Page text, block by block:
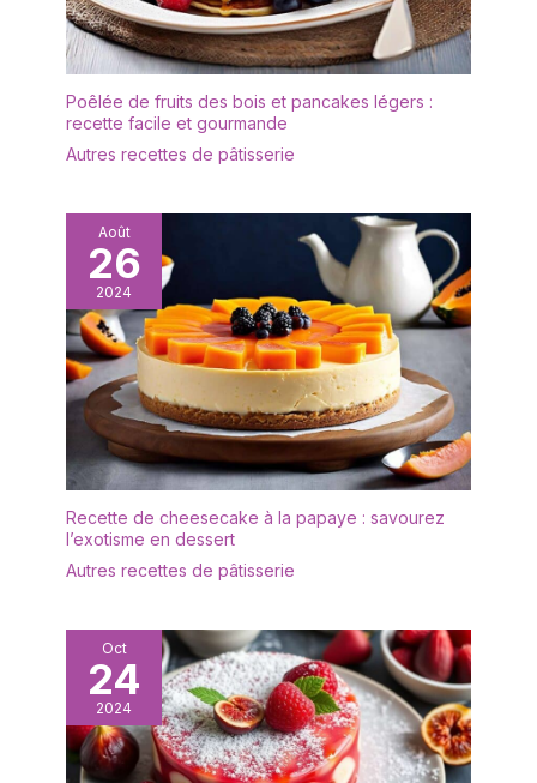
des chaussettes, des
ustensiles de cuisine et
bien d’autres objets. Sa
large ouverture permet
de voir et de prendre
facilement ce que vous
【Largement utilisé】Ces
paniersrotin peuvent être
utilisés comme panier de
rangement pour papier
toilette sur le dessus du
réservoir des toilettes,
organiseur de bureau,
rangement pour jouets
dans la chambre des
enfants, bac de
rangement décoratif
rangement pour garde-
paniers de rangement
des toilettes, etc. Ils
apportent ordre et
propreté à votre maison.
et de tremper ? Chaque
plateau alimentaire a un
revêtement résistant aux
taches, ce qui le rend
facile à nettoyer et garde
Économisez du temps et
plateaux au lave-
vaisselle ou essuyez-le
simplement avec de
l'eau savonneuse.
POLYVALENT : avec un
grain attrayant, ce
magnifique plateau
naturel donne une touche
chaleureuse et riche à
toute table ou
présentation de
nourriture pour toute
occasion. Utilisez-le dans
décoration, comme
événement. Ce plat est
parfait pour les repas, le
pain, les fruits, les
gâteaux, les olives, les
sushis, les desserts ou
comme pièce maîtresse
puis de la sécher
naturellement, pour qu'elle
reste propre comme si elle
était neuve. Large Utilisation
: Le plateau en bois peut
être utilisé pour ranger et
organiser les bijoux, les
clés et d'autres objets de la
vie quotidienne sur la table.
Il peut également être utilisé
comme plateau à thé ou
assiette pour servir le thé,
les fruits, le vin, le petit-
déjeuner, etc. Taille du
Produit : Vous recevrez 1pc
plateau en bois en couleur
bois originale, taille
30×20×2cm/11.8×7.9×0.78in,
profondeur 1cm/0.39in, livré
avec 25pcs d'autocollants
13×5.5mm/0.51×0.21in, le
l'ensemble peut répondre à
vos besoins multiples,
parfait pour la maison ou le
travail.
Poêlée de fruits des bois et pancakes légers :
recette facile et gourmande
Autres recettes de pâtisserie
Août
26
2024
Recette de cheesecake à la papaye : savourez
l’exotisme en dessert
Autres recettes de pâtisserie
Oct
24
2024